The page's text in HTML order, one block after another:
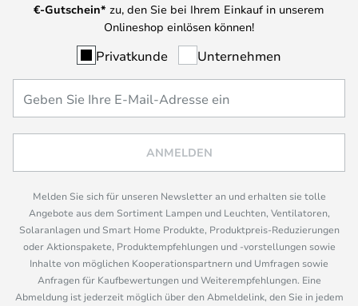
€-Gutschein* zu, den Sie bei Ihrem Einkauf in unserem
Onlineshop einlösen können!
Privatkunde Unternehmen
ANMELDEN
Melden Sie sich für unseren Newsletter an und erhalten sie tolle
Angebote aus dem Sortiment Lampen und Leuchten, Ventilatoren,
Solaranlagen und Smart Home Produkte, Produktpreis-Reduzierungen
oder Aktionspakete, Produktempfehlungen und -vorstellungen sowie
Inhalte von möglichen Kooperationspartnern und Umfragen sowie
Anfragen für Kaufbewertungen und Weiterempfehlungen. Eine
Abmeldung ist jederzeit möglich über den Abmeldelink, den Sie in jedem